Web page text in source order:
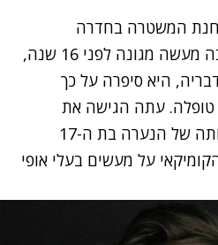
לתחנת המשטרה בחדרה
והתלוננה כי ברלד ביצע בה מעשה מגונה לפני 16 שנה,
היא סיפרה על כך
טופלה. עתה הגישה את
התלונה כדי לחזק את עדותה של הנערה בת ה-17
על מעשים בעלי אופי